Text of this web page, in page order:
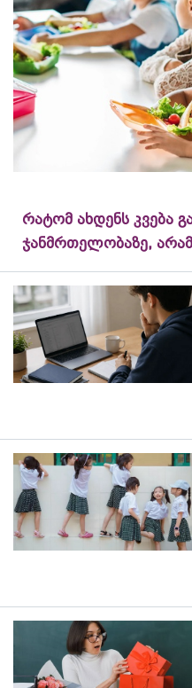
რატომ ახდენს კვება
ჯანმრთელობაზე,